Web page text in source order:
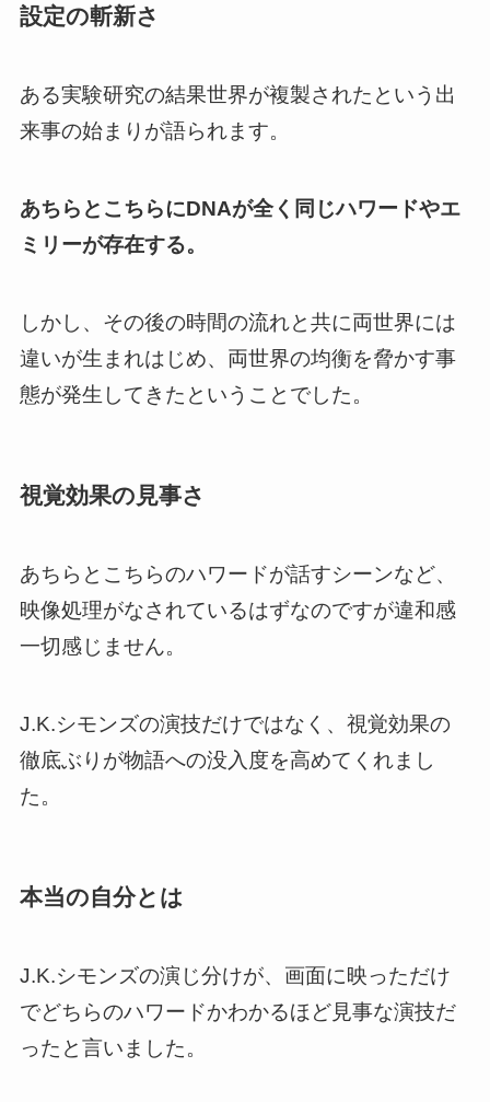
設定の斬新さ
ある実験研究の結果世界が複製された という出
来事の始まりが語られます。
あちらとこちらにDNAが全く同じハワードやエ
ミリーが存在する。
しかし、その後の時間の流れと共に両世界には
違いが生まれはじめ、両世界の均衡を脅かす事
態が発生してきたということでした。
視覚効果の見事さ
あちらとこちらのハワードが話すシーンなど、
映像処理がなされているはずなのですが違和感
一切感じません。
J.K.シモンズの演技だけではなく、視覚効果の
徹底ぶりが物語への没入度を高めてくれまし
た。
本当の自分とは
J.K.シモンズの演じ分けが、画面に映っただけ
でどちらのハワードかわかるほど見事な演技だ
ったと言いました。